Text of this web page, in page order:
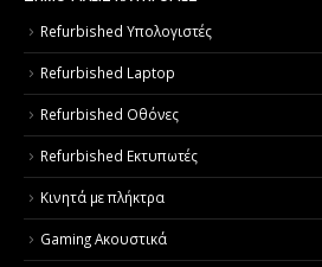
Refurbished Υπολογιστές
Refurbished Laptop
Refurbished Οθόνες
Refurbished Εκτυπωτές
Κινητά με πλήκτρα
Gaming Ακουστικά